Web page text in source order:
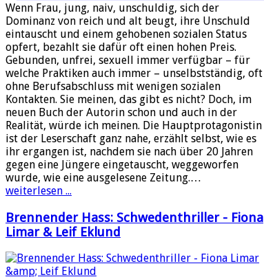
Wenn Frau, jung, naiv, unschuldig, sich der
Dominanz von reich und alt beugt, ihre Unschuld
eintauscht und einem gehobenen sozialen Status
opfert, bezahlt sie dafür oft einen hohen Preis.
Gebunden, unfrei, sexuell immer verfügbar – für
welche Praktiken auch immer – unselbstständig, oft
ohne Berufsabschluss mit wenigen sozialen
Kontakten. Sie meinen, das gibt es nicht? Doch, im
neuen Buch der Autorin schon und auch in der
Realität, würde ich meinen. Die Hauptprotagonistin
ist der Leserschaft ganz nahe, erzählt selbst, wie es
ihr ergangen ist, nachdem sie nach über 20 Jahren
gegen eine Jüngere eingetauscht, weggeworfen
wurde, wie eine ausgelesene Zeitung.…
weiterlesen ...
Brennender Hass: Schwedenthriller - Fiona
Limar & Leif Eklund